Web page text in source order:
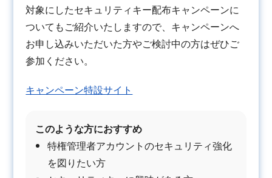
対象にしたセキュリティキー配布キャンペーンに
ついてもご紹介いたしますので、キャンペーンへ
お申し込みいただいた方やご検討中の方はぜひご
参加ください。
キャンペーン特設サイト
このような方におすすめ
特権管理者アカウントのセキュリティ強化
を図りたい方